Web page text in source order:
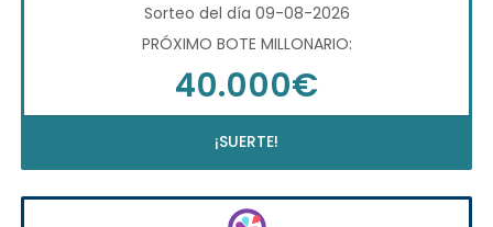
Sorteo del día 09-08-2026
PRÓXIMO BOTE MILLONARIO:
40.000€
¡SUERTE!